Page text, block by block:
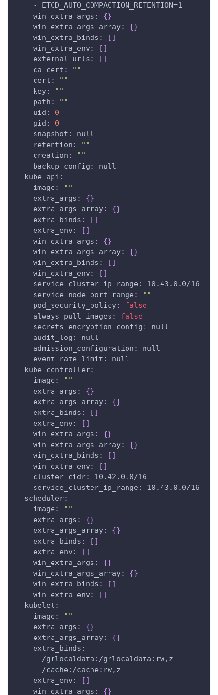
-
ETCD_AUTO_COMPACTION_RETENTION=1
win_extra_args : {}
win_extra_args_array: {}
win_extra_binds : [ ]
win_extra_env : [ ]
external_urls : [ ]
ca_cert :
""
cert :
""
key:
""
path :
""
uid :
0
gid :
0
snapshot :
null
retention :
""
creation :
""
backup_config :
null
kube-api :
image :
""
extra_args : {}
extra_args_array: {}
extra_binds : [ ]
extra_env : [ ]
win_extra_args : {}
win_extra_args_array: {}
win_extra_binds : [ ]
win_extra_env : [ ]
service_cluster_ip_range :
10.43.0.0/16
service_node_port_range :
""
pod_security_policy:
false
always_pull_images :
false
secrets_encryption_config :
null
audit_log :
null
admission_configuration :
null
event_rate_limit :
null
kube-controller:
image :
""
extra_args : {}
extra_args_array: {}
extra_binds : [ ]
extra_env : [ ]
win_extra_args : {}
win_extra_args_array: {}
win_extra_binds : [ ]
win_extra_env : [ ]
cluster_cidr:
10.42.0.0/16
service_cluster_ip_range :
10.43.0.0/16
scheduler:
image :
""
extra_args : {}
extra_args_array: {}
extra_binds : [ ]
extra_env : [ ]
win_extra_args : {}
win_extra_args_array: {}
win_extra_binds : [ ]
win_extra_env : [ ]
kubelet :
image :
""
extra_args : {}
extra_args_array: {}
extra_binds :
-
/grlocaldata : /grlocaldata : rw, z
-
/cache : /cache : rw, z
extra_env : [ ]
win_extra_args : {}